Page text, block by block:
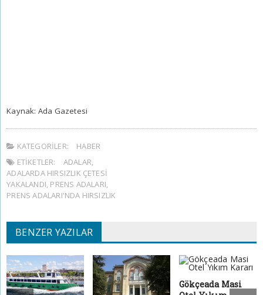
Kaynak: Ada Gazetesi
KATEGORILER:
HABER
ETIKETLER:
ADALAR,
ADALARDA HIRSIZLIK ÇETESI
YAKALANDI, PRENS ADALARI,
PRENS ADALARI'NDA HIRSIZLIK
BENZER YAZILAR
Gökçeada Masi